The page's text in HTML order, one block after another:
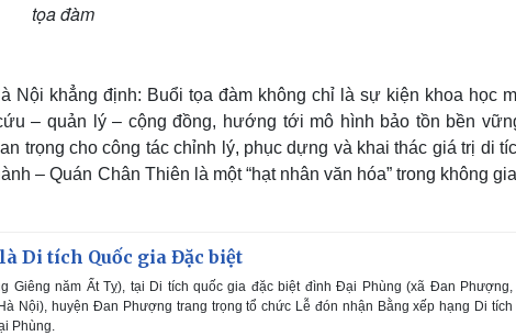
tọa đàm
Nội khẳng định: Buổi tọa đàm không chỉ là sự kiện khoa học
– quản lý – cộng đồng, hướng tới mô hình bảo tồn bền
trọng cho công tác chỉnh lý, phục dựng và khai thác giá trị di
– Quán Chân Thiên là một “hạt nhân văn hóa” trong không
Di tích Quốc gia Đặc biệt
Giêng năm Ất Tỵ), tại Di tích quốc gia đặc biệt đình Đại Phùng (xã Đan Phượng,
Nội), huyện Đan Phượng trang trọng tổ chức Lễ đón nhận Bằng xếp hạng Di tích
Phùng.